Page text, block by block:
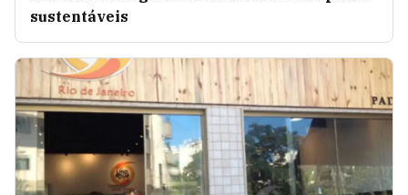
sustentáveis